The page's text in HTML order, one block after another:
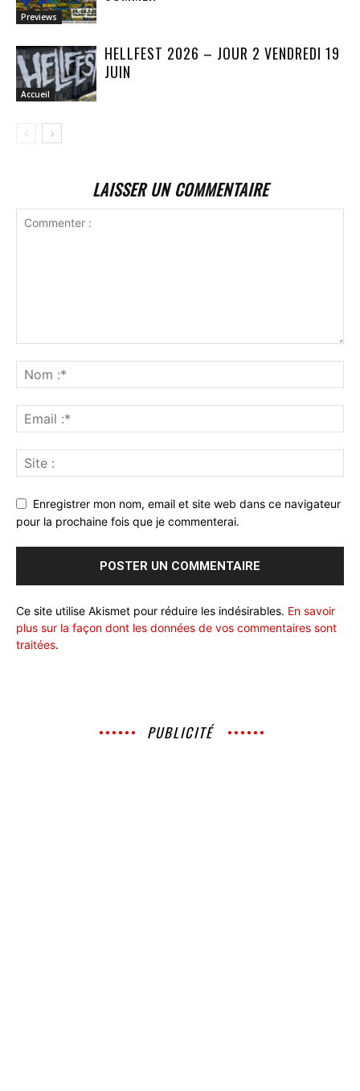
Previews
Accueil
HELLFEST 2026 – JOUR 2 VENDREDI 19
JUIN
LAISSER UN COMMENTAIRE
Enregistrer mon nom, email et site web dans ce navigateur
pour la prochaine fois que je commenterai.
Ce site utilise Akismet pour réduire les indésirables. En savoir
plus sur la façon dont les données de vos commentaires sont
traitées.
PUBLICITÉ